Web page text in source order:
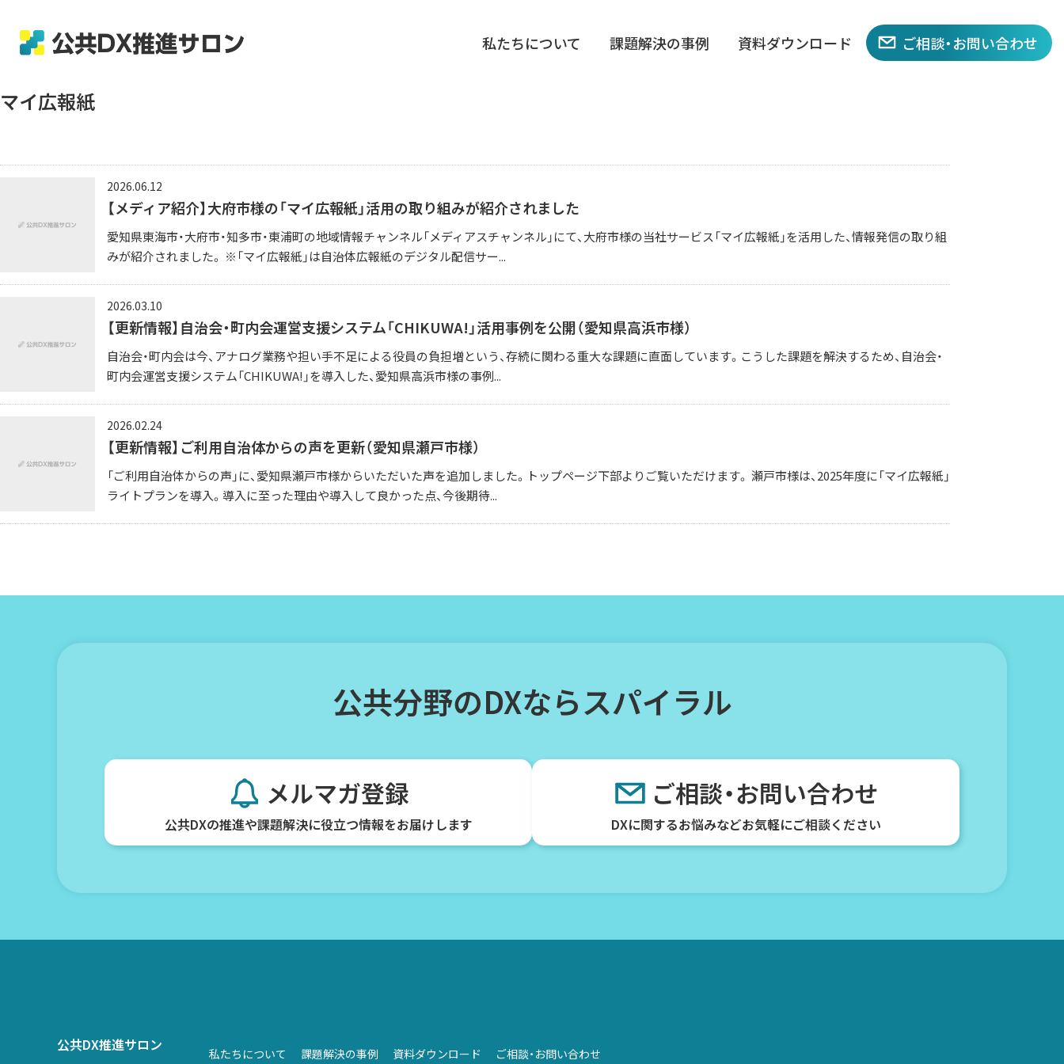
私たちについて 課題解決の事例 資料ダウンロード ご相談・お問い合わせ
マイ広報紙
2026.06.12
【メディア紹介】大府市様の「マイ広報紙」活用の取り組みが紹介されました
愛知県東海市・大府市・知多市・東浦町の地域情報チャンネル「メディアスチャンネル」にて、大府市様の当社サービス「マイ広報紙」を活用した、情報発信の取り組
みが紹介されました。 ※「マイ広報紙」は自治体広報紙のデジタル配信サー...
2026.03.10
【更新情報】自治会・町内会運営支援システム「CHIKUWA!」活用事例を公開（愛知県高浜市様）
自治会・町内会は今、アナログ業務や担い手不足による役員の負担増という、存続に関わる重大な課題に直面しています。こうした課題を解決するため、自治会・
町内会運営支援システム「CHIKUWA!」を導入した、愛知県高浜市様の事例...
2026.02.24
【更新情報】ご利用自治体からの声を更新（愛知県瀬戸市様）
「ご利用自治体からの声」に、愛知県瀬戸市様からいただいた声を追加しました。トップページ下部よりご覧いただけます。 瀬戸市様は、2025年度に「マイ広報紙」
ライトプランを導入。導入に至った理由や導入して良かった点、今後期待...
公共分野のDXならスパイラル
メルマガ登録
公共DXの推進や課題解決に役立つ情報をお届けします
ご相談・お問い合わせ
DXに関するお悩みなどお気軽にご相談ください
公共DX推進サロン 私たちについて 課題解決の事例 資料ダウンロード ご相談・お問い合わせ